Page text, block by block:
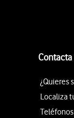
¿Quieres
Localiza